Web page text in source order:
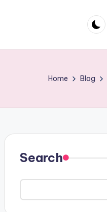
Home Blog
Search